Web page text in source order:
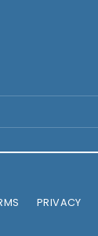
PRIVACY